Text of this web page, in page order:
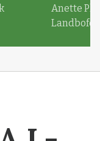
Anette